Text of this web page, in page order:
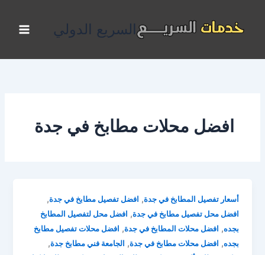
المحتوى
السريع الدولي
افضل محلات مطابخ في جدة
أسعار تفصيل المطابخ في جدة, افضل تفصيل مطابخ في جدة,
افضل محل تفصيل مطابخ في جدة, افضل محل لتفصيل المطابخ
بجده, افضل محلات المطابخ في جدة, افضل محلات تفصيل مطابخ
بجده, افضل محلات مطابخ في جدة, الجامعة فني مطابخ جدة,